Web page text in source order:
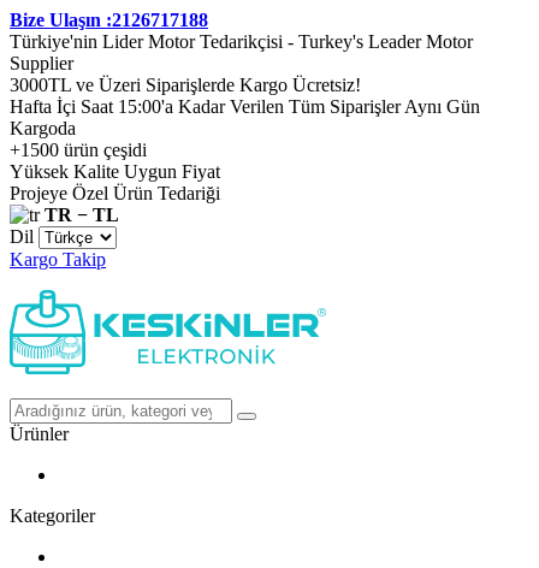
Bize Ulaşın :2126717188
Türkiye'nin Lider Motor Tedarikçisi - Turkey's Leader Motor
Supplier
3000TL ve Üzeri Siparişlerde Kargo Ücretsiz!
Hafta İçi Saat 15:00'a Kadar Verilen Tüm Siparişler Aynı Gün
Kargoda
+1500 ürün çeşidi
Yüksek Kalite Uygun Fiyat
Projeye Özel Ürün Tedariği
TR − TL
Dil
Kargo Takip
Ürünler
Kategoriler